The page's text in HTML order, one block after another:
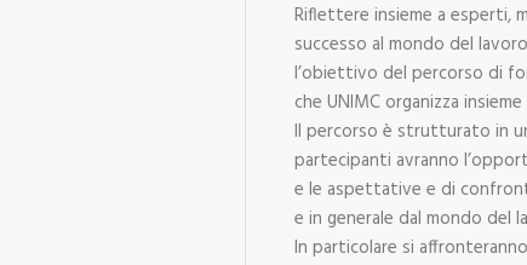
Riflettere insieme a esperti,
successo al mondo del
l’obiettivo del percorso di
che UNIMC organizza insieme
Il percorso è strutturato in
partecipanti avranno
e le aspettative e di
e in generale dal mondo del
In particolare si